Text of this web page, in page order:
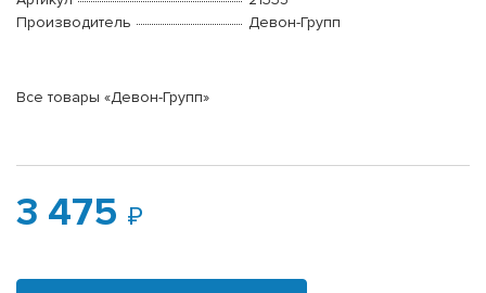
Производитель
Девон-Групп
Все товары «Девон-Групп»
3 475